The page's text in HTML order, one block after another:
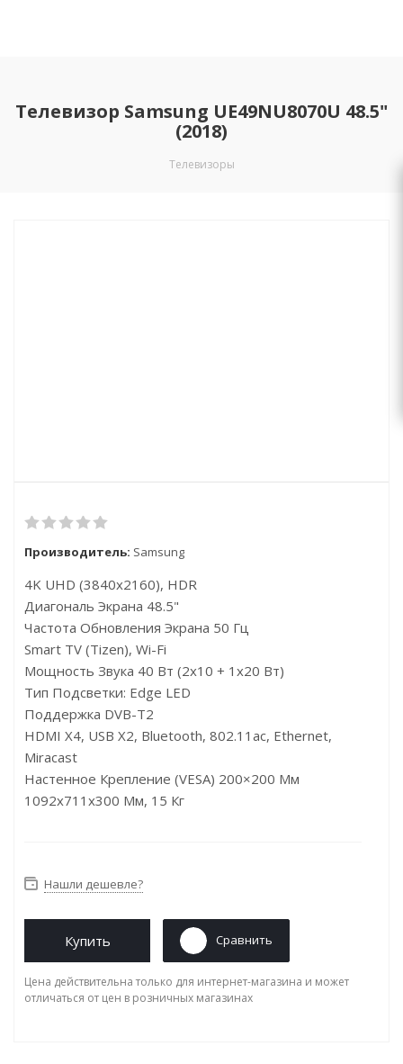
Телевизор Samsung UE49NU8070U 48.5"
(2018)
Телевизоры
Производитель: Samsung
4K UHD (3840x2160), HDR
Диагональ Экрана 48.5"
Частота Обновления Экрана 50 Гц
Smart TV (Tizen), Wi-Fi
Мощность Звука 40 Вт (2х10 + 1х20 Вт)
Тип Подсветки: Edge LED
Поддержка DVB-T2
HDMI X4, USB X2, Bluetooth, 802.11ac, Ethernet,
Miracast
Настенное Крепление (VESA) 200×200 Мм
1092x711x300 Мм, 15 Кг
Нашли дешевле?
Купить Сравнить
Цена действительна только для интернет-магазина и может
отличаться от цен в розничных магазинах